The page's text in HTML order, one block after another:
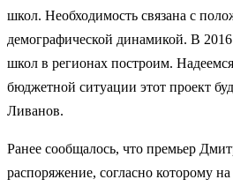
школ. Необходимость связана с
демографической динамикой. В
школ в регионах построим.
бюджетной ситуации этот проект
Ливанов.
Ранее сообщалось, что премьер
распоряжение, согласно которому